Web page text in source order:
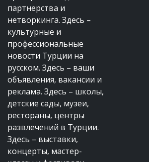
партнерства и
нетворкинга. Здесь –
культурные и
профессиональные
новости Турции на
русском. Здесь – ваши
объявления, вакансии и
реклама. Здесь – школы,
детские сады, музеи,
рестораны, центры
развлечений в Турции.
Здесь – выставки,
концерты, мастер-